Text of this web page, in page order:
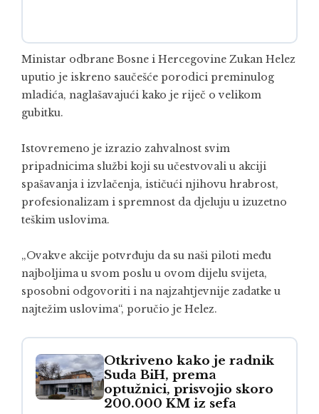
Ministar odbrane Bosne i Hercegovine Zukan Helez
uputio je iskreno saučešće porodici preminulog
mladića, naglašavajući kako je riječ o velikom
gubitku.
Istovremeno je izrazio zahvalnost svim
pripadnicima službi koji su učestvovali u akciji
spašavanja i izvlačenja, ističući njihovu hrabrost,
profesionalizam i spremnost da djeluju u izuzetno
teškim uslovima.
„Ovakve akcije potvrđuju da su naši piloti među
najboljima u svom poslu u ovom dijelu svijeta,
sposobni odgovoriti i na najzahtjevnije zadatke u
najtežim uslovima“, poručio je Helez.
Otkriveno kako je radnik
Suda BiH, prema
optužnici, prisvojio skoro
200.000 KM iz sefa